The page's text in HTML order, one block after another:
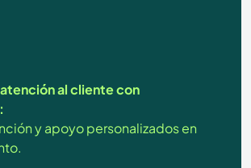
al cliente con
y apoyo personalizados en